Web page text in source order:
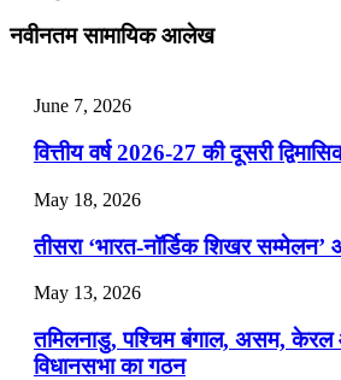
July 25, 2026
📝 डेली करेंट अफेयर्स: 22-24 जुलाई
July 22, 2026
📝 डेली करेंट अफेयर्स: 19-21 जुलाई
July 19, 2026
📝 डेली करेंट अफेयर्स: 16-18 जुलाई
नवीनतम सामायिक आलेख
June 7, 2026
वित्तीय वर्ष 2026-27 की दूसरी
May 18, 2026
तीसरा ‘भारत-नॉर्डिक शिखर
May 13, 2026
तमिलनाडु, पश्चिम बंगाल, असम,
विधानसभा का गठन